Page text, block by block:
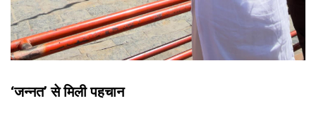
‘जन्नत’ से मिली पहचान